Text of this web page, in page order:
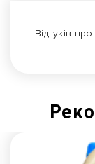
Відгуків